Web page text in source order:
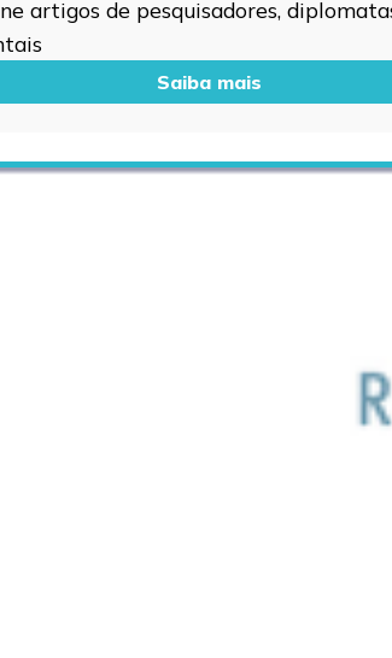
artigos de pesquisadores,
Saiba mais